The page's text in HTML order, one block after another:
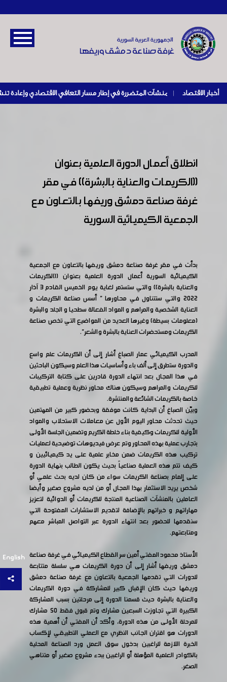
أخبار الاقتصاد |
English
انطلاق أعمال الدورة العلمية بعنوان
((الكريمات والعناية بالبشرة)) في مقر
غرفة صناعة دمشق وريفها بالتعاون مع
الجمعية الكيميائية السورية
بدأت في مقر غرفة صناعة دمشق وريفها بالتعاون مع الجمعية
الكيميائية السورية أعمال الدورة العلمية بعنوان ((الكريمات
والعناية بالبشرة)) والتي ستستمر لغاية يوم الخميس القادم 3 آذار
2022 والتي ستتناول في محاورها " أسس صناعة الكريمات و
العناية الشخصية والمراهم و المواد الفعالة سطحيا و الجلد والبشرة
(معلومات بسيطة) وغيرها العديد من المواضيع التي تخص صناعة
الكريمات ومستحضرات العناية بالبشرة والشعر".
المدرب الكيميائي عمار الصباغ أشار إلى أن الكريمات علم واسع
والدورة ستطرق إلى ألف باء وأساسيات هذا العلم وسيكون الباحثين
في هذا المجال بعد انتهاء الدورة قادرين على كتابة التركيبات
للكريمات والمراهم وسيكون هناك محاور نظرية وعملية تطبيقية
خاصة بالكريمات الشائعة والمنتشرة.
وبيّن الصباغ أن البداية كانت موفقة وبحضور كبير من المهتمين
حيث تحدثت محاور اليوم الأول عن معاملات الاستحلاب والمواد
الأولية للكريمات وكيفية بناء خلطة الكريم وتضمين الجلسة الأولى
بتجارب عملية بهذه المحاور وتم عرض فيديوهات توضيحية لعمليات
تركيب هذه الكريمات ضمن مخابر علمية على يد كيميائيين و
كيف تتم هذه العملية صناعياً بحيث يكون الطالب بنهاية الدورة
على إلمام بصناعة الكريمات سواء من كان لديه بحث علمي أو
شخص يريد الاستثمار بهذا المجال أو من لديه مشروع صغير وأيضا
العاملين بالمنشآت الصناعية المنتجة للكريمات أو الدوائية لتعزيز
مهاراتهم و خبراتهم بالإضافة لتقديم الاستشارات المفتوحة التي
سنقدمها للحضور بعد انتهاء الدورة عبر التواصل المباشر معهم
ومتابعتهم.
الأستاذ محمود المفتي أمين سر القطاع الكيميائي في غرفة صناعة
دمشق وريفها أشار إلى أن دورة الكريمات هي سلسلة متتابعة
للدورات التي تقدمها الجمعية بالتعاون مع غرفة صناعة دمشق
وريفها حيث كان الإقبال كبير للمشاركة في دورة الكريمات
والعناية بالبشرة حيث قسمنا الدورة إلى مرحلتين بسبب المشاركة
الكبيرة التي تجاوزت السبعين مشارك وتم قبول فقط 50 مشارك
للمرحلة الأولى من هذه الدورة، وأكد أن المفتي أن أهمية هذه
الدورات هو اقتران الجانب النظري مع العملي التطبيقي لإكساب
الخبرة اللازمة للراغبين بدخول سوق العمل ورد الصناعة المحلية
بالكوادر العلمية المؤهلة أو الراغبين ببدء مشروع صغير أو متناهي
الصغر.